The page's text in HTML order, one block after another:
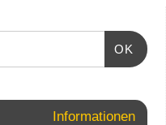
OK
Informationen